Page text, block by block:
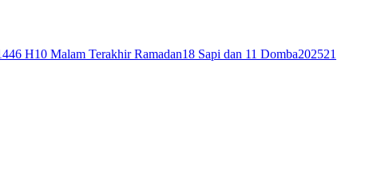
H10 Malam Terakhir Ramadan18 Sapi dan 11 Domba202521